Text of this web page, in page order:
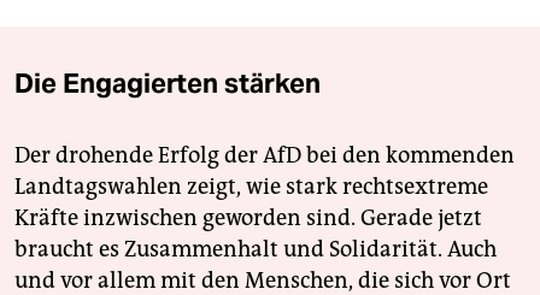
Die Engagierten stärken
Der drohende Erfolg der AfD bei den kommenden
Landtagswahlen zeigt, wie stark rechtsextreme
Kräfte inzwischen geworden sind. Gerade jetzt
braucht es Zusammenhalt und Solidarität. Auch
und vor allem mit den Menschen, die sich vor Ort